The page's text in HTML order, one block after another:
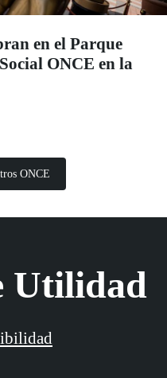
en el Parque
ONCE en la
ONCE
Utilidad